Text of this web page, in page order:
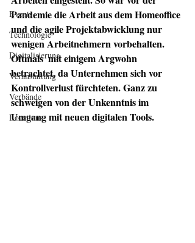
Events
Technologie
Digitalisierung
Veranstaltung
Verbände
Locations
Pandemie die Arbeit aus dem Homeoffice
und die agile Projektabwicklung nur
wenigen Arbeitnehmern vorbehalten.
Oftmals  mit einigem Argwohn
betrachtet, da Unternehmen sich vor
Kontrollverlust fürchteten. Ganz zu
schweigen von der Unkenntnis im
Umgang mit neuen digitalen Tools.